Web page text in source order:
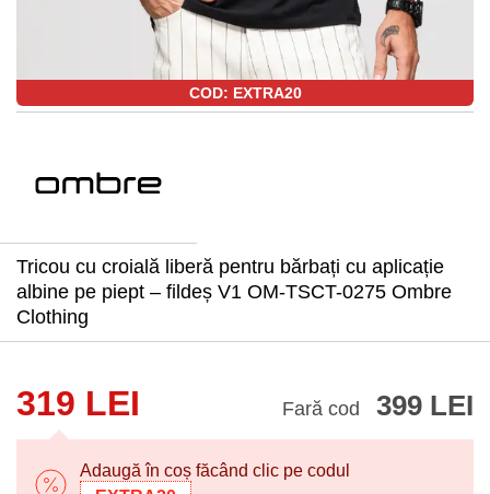
COD: EXTRA20
Tricou cu croială liberă pentru bărbați cu aplicație
albine pe piept – fildeș V1 OM-TSCT-0275 Ombre
Clothing
319 LEI Fară cod 399 LEI
Adaugă în coș făcând clic pe codul